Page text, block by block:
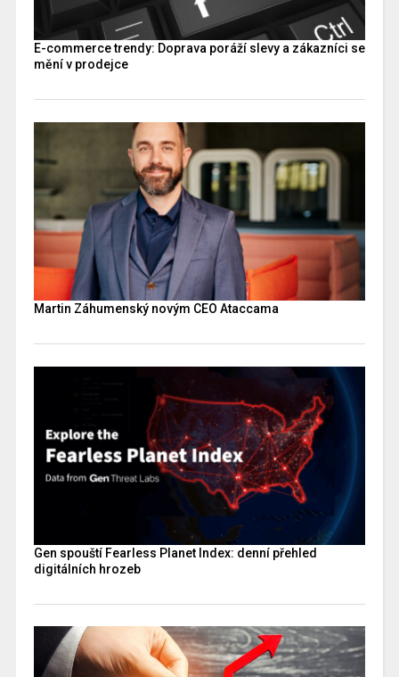
E-commerce trendy: Doprava poráží slevy a zákazníci se
mění v prodejce
Martin Záhumenský novým CEO Ataccama
Gen spouští Fearless Planet Index: denní přehled
digitálních hrozeb